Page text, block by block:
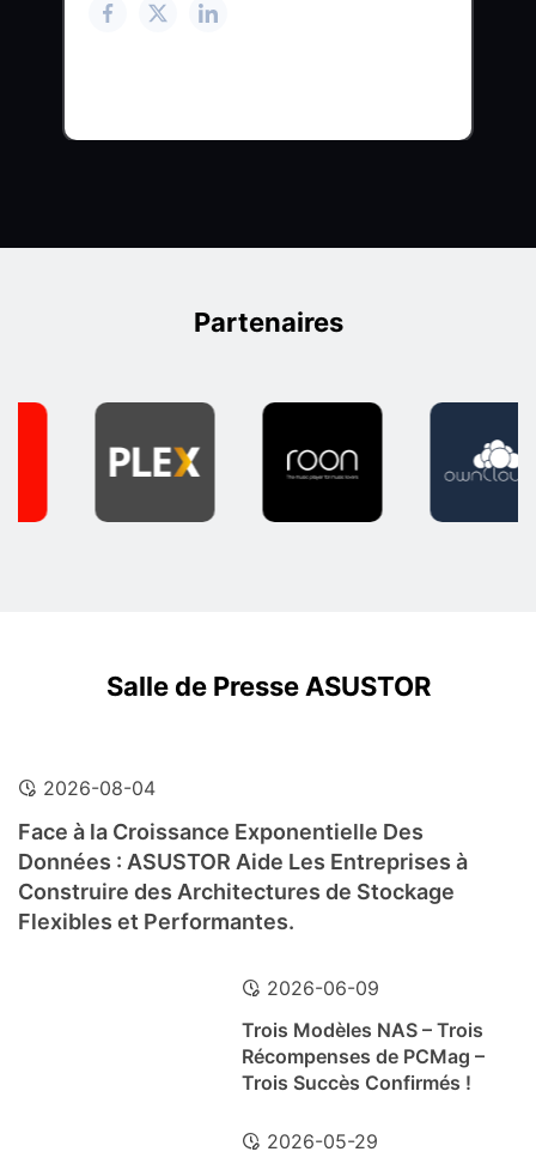
Partenaires
Salle de Presse ASUSTOR
2026-08-04
Face à la Croissance Exponentielle Des
Données : ASUSTOR Aide Les Entreprises à
Construire des Architectures de Stockage
Flexibles et Performantes.
2026-06-09
Trois Modèles NAS – Trois
Récompenses de PCMag –
Trois Succès Confirmés !
2026-05-29